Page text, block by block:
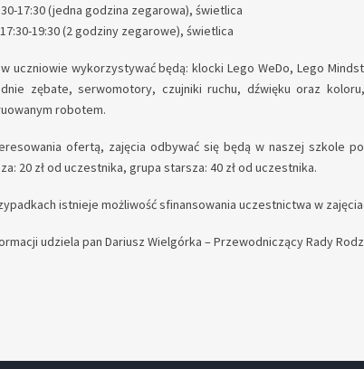
17:30 (jedna godzina zegarowa), świetlica
19:30 (2 godziny zegarowe), świetlica
uczniowie wykorzystywać będą: klocki Lego WeDo, Lego
zębate, serwomotory, czujniki ruchu, dźwięku oraz
robotem.
ofertą, zajęcia odbywać się będą w naszej szkole
20 zł od uczestnika, grupa starsza: 40 zł od uczestnika.
istnieje możliwość sfinansowania uczestnictwa w
udziela pan Dariusz Wielgórka – Przewodniczący Rady